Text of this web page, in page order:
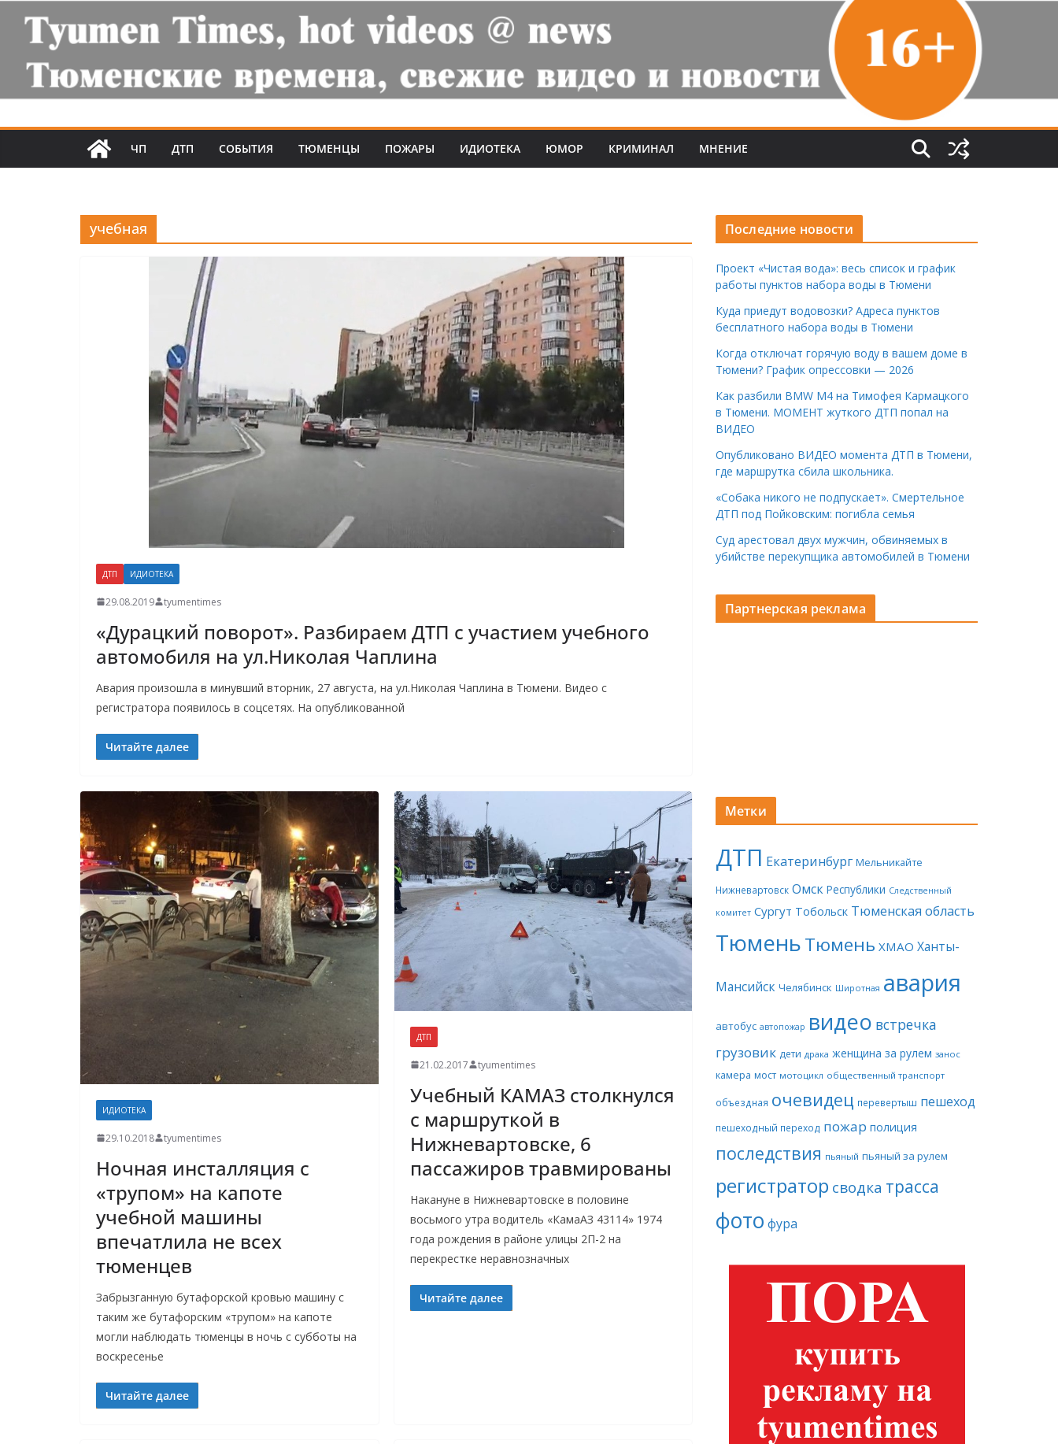
ЧП ДТП СОБЫТИЯ ТЮМЕНЦЫ ПОЖАРЫ ИДИОТЕКА ЮМОР КРИМИНАЛ МНЕНИЕ
учебная
ДТП ИДИОТЕКА
29.08.2019 tyumentimes
«Дурацкий поворот». Разбираем ДТП с участием учебного
автомобиля на ул.Николая Чаплина
Авария произошла в минувший вторник, 27 августа, на ул.Николая Чаплина в Тюмени. Видео с
регистратора появилось в соцсетях. На опубликованной
Читайте далее
ИДИОТЕКА
29.10.2018 tyumentimes
Ночная инсталляция с
«трупом» на капоте
учебной машины
впечатлила не всех
тюменцев
Забрызганную бутафорской кровью машину с
таким же бутафорским «трупом» на капоте
могли наблюдать тюменцы в ночь с субботы на
воскресенье
Читайте далее
ДТП
21.02.2017 tyumentimes
Учебный КАМАЗ столкнулся
с маршруткой в
Нижневартовске, 6
пассажиров травмированы
Накануне в Нижневартовске в половине
восьмого утра водитель «КамаАЗ 43114» 1974
года рождения в районе улицы 2П-2 на
перекрестке неравнозначных
Читайте далее
Последние новости
Проект «Чистая вода»: весь список и график
работы пунктов набора воды в Тюмени
Куда приедут водовозки? Адреса пунктов
бесплатного набора воды в Тюмени
Когда отключат горячую воду в вашем доме в
Тюмени? График опрессовки — 2026
Как разбили BMW M4 на Тимофея Кармацкого
в Тюмени. МОМЕНТ жуткого ДТП попал на
ВИДЕО
Опубликовано ВИДЕО момента ДТП в Тюмени,
где маршрутка сбила школьника.
«Собака никого не подпускает». Смертельное
ДТП под Пойковским: погибла семья
Суд арестовал двух мужчин, обвиняемых в
убийстве перекупщика автомобилей в Тюмени
Партнерская реклама
Метки
ДТП Екатеринбург Мельникайте
Нижневартовск Омск Республики Следственный
комитет Сургут Тобольск Тюменская область
ТюменьТюмень ХМАО Ханты-
Мансийск Челябинск Широтная авария
автобус автопожар видео встречка
грузовик дети драка женщина за рулем занос
камера мост мотоцикл общественный транспорт
объездная очевидец перевертыш пешеход
пешеходный переход пожар полиция
последствия пьяный пьяный за рулем
регистратор сводка трасса
фото фура